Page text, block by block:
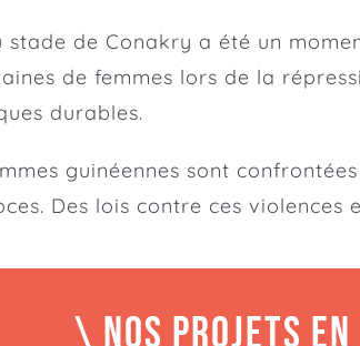
de Conakry a été un
de femmes lors de la
durables.
guinéennes sont
Des lois contre ces
\ NOS PROJETS EN